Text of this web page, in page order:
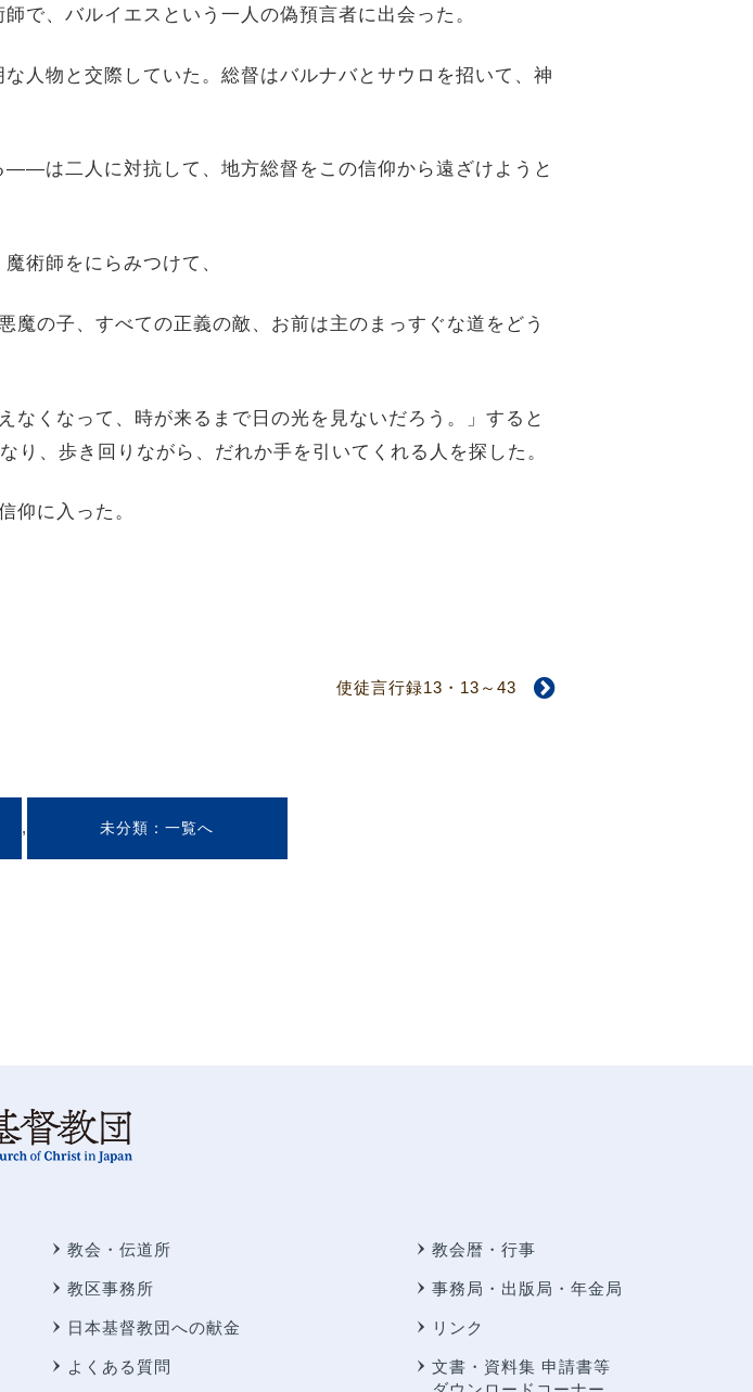
で、バルイエスという一人の偽預言者に出会った。
人物と交際していた。総督はバルナバとサウロを招いて、神
は二人に対抗して、地方総督をこの信仰から遠ざけようと
術師をにらみつけて、
の子、すべての正義の敵、お前は主のまっすぐな道をどう
くなって、時が来るまで日の光を見ないだろう。」すると
、歩き回りながら、だれか手を引いてくれる人を探した。
仰に入った。
使徒言行録13・13～43
, 未分類
教会・伝道所
教区事務所
日本基督教団への献金
よくある質問
教会暦・行事
事務局・出版局・年金局
リンク
文書・資料集 申請書等